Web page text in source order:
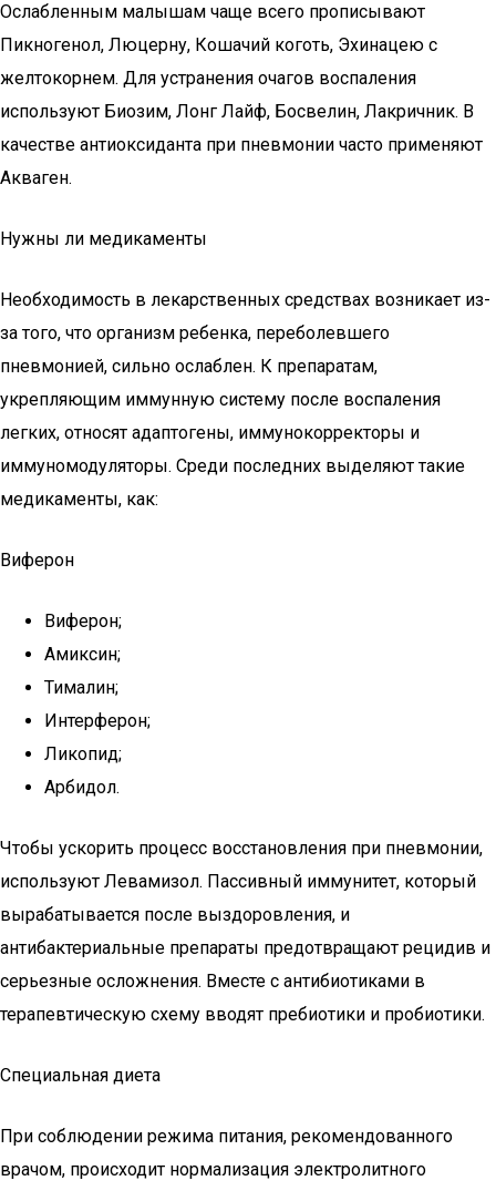
Ослабленным малышам чаще всего прописывают
Пикногенол, Люцерну, Кошачий коготь, Эхинацею с
желтокорнем. Для устранения очагов воспаления
используют Биозим, Лонг Лайф, Босвелин, Лакричник. В
качестве антиоксиданта при пневмонии часто применяют
Акваген.
Нужны ли медикаменты
Необходимость в лекарственных средствах возникает из-
за того, что организм ребенка, переболевшего
пневмонией, сильно ослаблен. К препаратам,
укрепляющим иммунную систему после воспаления
легких, относят адаптогены, иммунокорректоры и
иммуномодуляторы. Среди последних выделяют такие
медикаменты, как:
Виферон
Виферон;
Амиксин;
Тималин;
Интерферон;
Ликопид;
Арбидол.
Чтобы ускорить процесс восстановления при пневмонии,
используют Левамизол. Пассивный иммунитет, который
вырабатывается после выздоровления, и
антибактериальные препараты предотвращают рецидив и
серьезные осложнения. Вместе с антибиотиками в
терапевтическую схему вводят пребиотики и пробиотики.
Специальная диета
При соблюдении режима питания, рекомендованного
врачом, происходит нормализация электролитного